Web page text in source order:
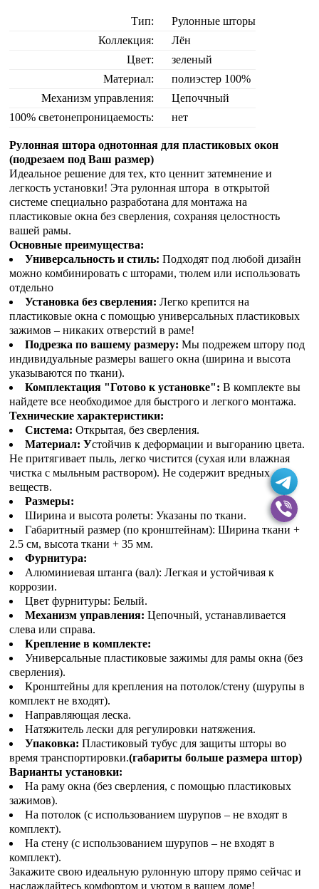
Тип:
Рулонные шторы
Коллекция:
Лён
Цвет:
зеленый
Материал:
полиэстер 100%
Механизм управления:
Цепоччный
100% светонепроницаемость:
нет
Рулонная штора однотонная для пластиковых окон
(подрезаем под Ваш размер)
Идеальное решение для тех, кто ценнит затемнение и
легкость установки! Эта рулонная штора в открытой
системе специально разработана для монтажа на
пластиковые окна без сверления, сохраняя целостность
вашей рамы.
Основные преимущества:
Универсальность и стиль: Подходят под любой дизайн
можно комбинировать с шторами, тюлем или использовать
отдельно
Установка без сверления: Легко крепится на
пластиковые окна с помощью универсальных пластиковых
зажимов – никаких отверстий в раме!
Подрезка по вашему размеру: Мы подрежем штору под
индивидуальные размеры вашего окна (ширина и высота
указываются по ткани).
Комплектация "Готово к установке": В комплекте вы
найдете все необходимое для быстрого и легкого монтажа.
Технические характеристики:
Система: Открытая, без сверления.
Материал: Устойчив к деформации и выгоранию цвета.
Не притягивает пыль, легко чистится (сухая или влажная
чистка с мыльным раствором). Не содержит вредных
веществ.
Размеры:
Ширина и высота ролеты: Указаны по ткани.
Габаритный размер (по кронштейнам): Ширина ткани +
2.5 см, высота ткани + 35 мм.
Фурнитура:
Алюминиевая штанга (вал): Легкая и устойчивая к
коррозии.
Цвет фурнитуры: Белый.
Механизм управления: Цепочный, устанавливается
слева или справа.
Крепление в комплекте:
Универсальные пластиковые зажимы для рамы окна (без
сверления).
Кронштейны для крепления на потолок/стену (шурупы в
комплект не входят).
Направляющая леска.
Натяжитель лески для регулировки натяжения.
Упаковка: Пластиковый тубус для защиты шторы во
время транспортировки.(габариты больше размера штор)
Варианты установки:
На раму окна (без сверления, с помощью пластиковых
зажимов).
На потолок (с использованием шурупов – не входят в
комплект).
На стену (с использованием шурупов – не входят в
комплект).
Закажите свою идеальную рулонную штору прямо сейчас и
наслаждайтесь комфортом и уютом в вашем доме!